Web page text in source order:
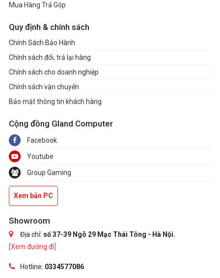
Mua Hàng Trả Góp
Quy định & chính sách
Chính Sách Bảo Hành
Chính sách đổi, trả lại hàng
Chính sách cho doanh nghiệp
Chính sách vận chuyển
Bảo mật thông tin khách hàng
Cộng đồng Gland Computer
Facebook
Youtube
Group Gaming
Xem bản PC
Showroom
Địa chỉ: số 37-39 Ngõ 29 Mạc Thái Tông - Hà Nội.
[Xem đường đi]
Hotline: 0334577086